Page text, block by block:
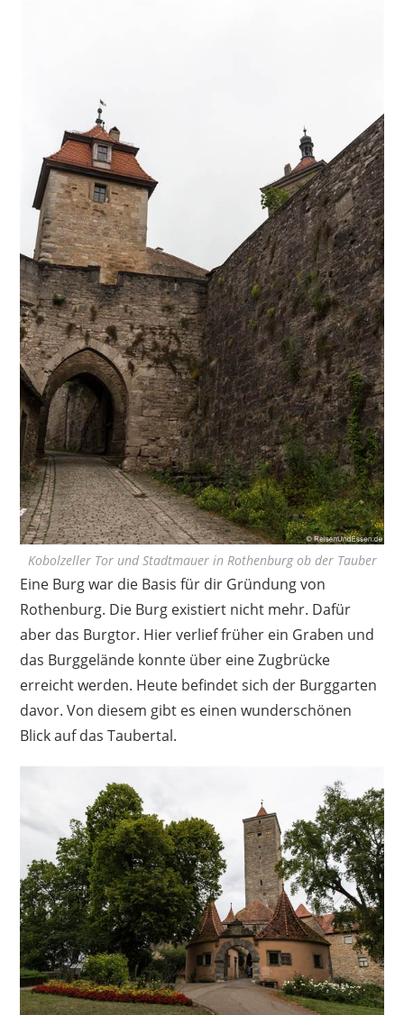
Kobolzeller Tor und Stadtmauer in Rothenburg ob der Tauber
Eine Burg war die Basis für dir Gründung von
Rothenburg. Die Burg existiert nicht mehr. Dafür
aber das Burgtor. Hier verlief früher ein Graben und
das Burggelände konnte über eine Zugbrücke
erreicht werden. Heute befindet sich der Burggarten
davor. Von diesem gibt es einen wunderschönen
Blick auf das Taubertal.